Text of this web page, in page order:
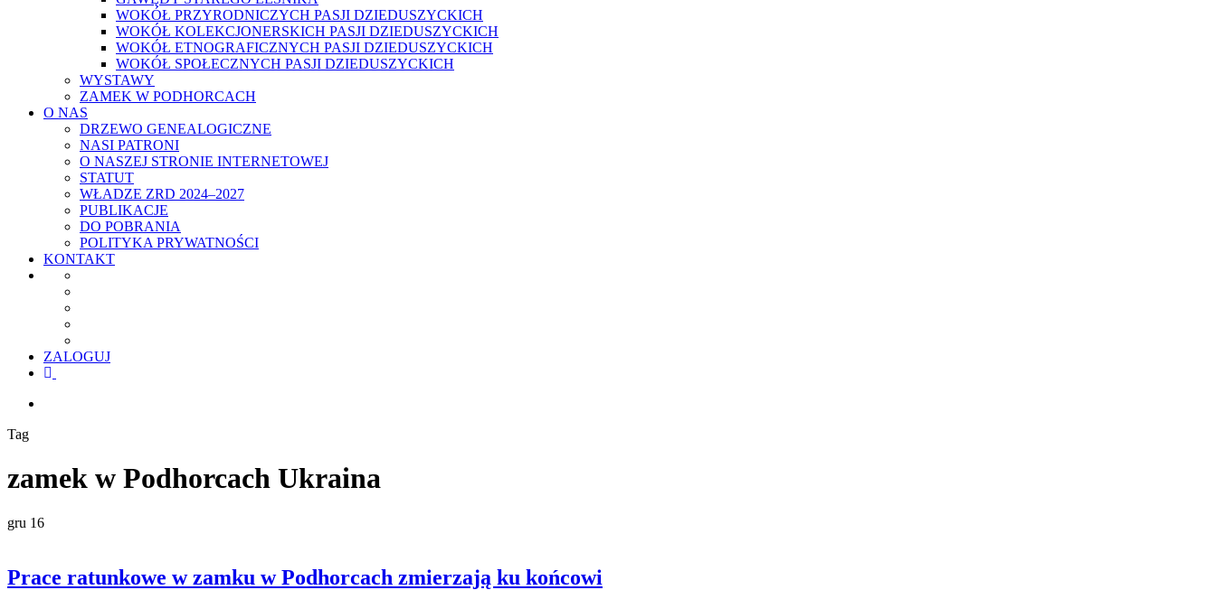
WOKÓŁ PRZYRODNICZYCH PASJI DZIEDUSZYCKICH
WOKÓŁ KOLEKCJONERSKICH PASJI DZIEDUSZYCKICH
WOKÓŁ ETNOGRAFICZNYCH PASJI DZIEDUSZYCKICH
WOKÓŁ SPOŁECZNYCH PASJI DZIEDUSZYCKICH
WYSTAWY
ZAMEK W PODHORCACH
O NAS
DRZEWO GENEALOGICZNE
NASI PATRONI
O NASZEJ STRONIE INTERNETOWEJ
STATUT
WŁADZE ZRD 2024–2027
PUBLIKACJE
DO POBRANIA
POLITYKA PRYWATNOŚCI
KONTAKT
ZALOGUJ
facebook
Tag
zamek w Podhorcach Ukraina
gru 16
Prace ratunkowe w zamku w Podhorcach zmierzają ku końcowi